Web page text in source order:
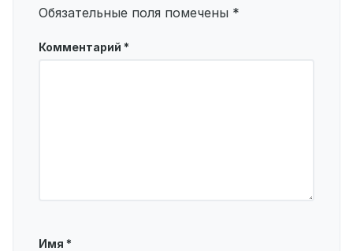
Обязательные поля помечены *
Комментарий *
Имя *